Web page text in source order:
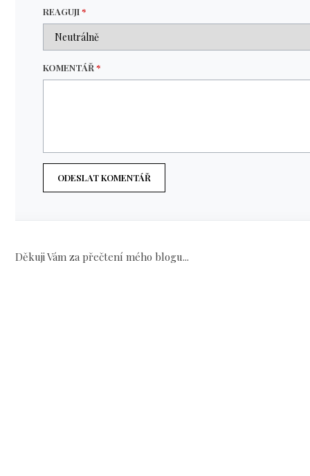
REAGUJI*
KOMENTÁŘ*
ODESLAT KOMENTÁŘ
Děkuji Vám za přečtení mého blogu...